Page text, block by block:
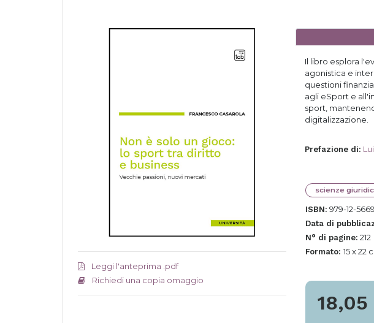
Leggi l'anteprima .pdf
Richiedi una copia omaggio
Il libro esplora
agonistica e
questioni
agli eSport e
sport,
digitalizzazione.
Prefazione di:
scienze
ISBN: 979-12-
Data di
N° di pagine: 212
Formato: 15 x 22
18,05